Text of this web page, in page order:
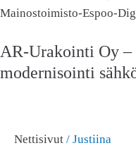
AR-Urakointi Oy
modernisointi
Nettisivut / Justiina
Urakointi
–
Nettisivujen